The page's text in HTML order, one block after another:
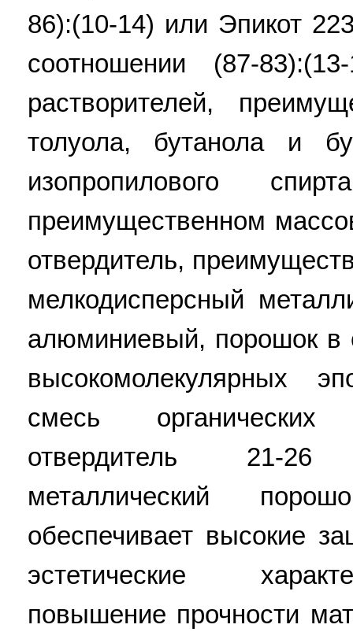
86):(10-14) или Эпикот
соотношении (87-
растворителей,
толуола, бутанола и
изопропилового
преимущественном
отвердитель,
мелкодисперсный
алюминиевый, порошок в
высокомолекулярных
смесь
отвердитель 21-
металлический
обеспечивает высокие
эстетические
повышение прочности